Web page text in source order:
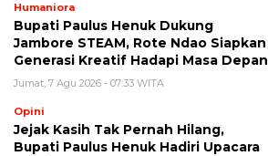
Humaniora
Bupati Paulus Henuk Dukung
Jambore STEAM, Rote Ndao Siapkan
Generasi Kreatif Hadapi Masa Depan
Jumat, 7 Agu 2026 - 07:33 WITA
Opini
Jejak Kasih Tak Pernah Hilang,
Bupati Paulus Henuk Hadiri Upacara